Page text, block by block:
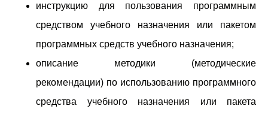
инструкцию для пользования программным
средством учебного назначения или пакетом
программных средств учебного назначения;
описание методики (методические
рекомендации) по использованию программного
средства учебного назначения или пакета